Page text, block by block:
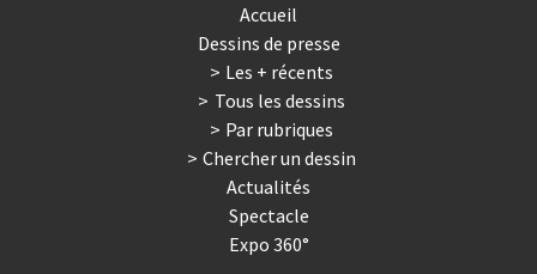
Accueil
Dessins de presse
Les + récents
Tous les dessins
Par rubriques
Chercher un dessin
Actualités
Spectacle
Expo 360°